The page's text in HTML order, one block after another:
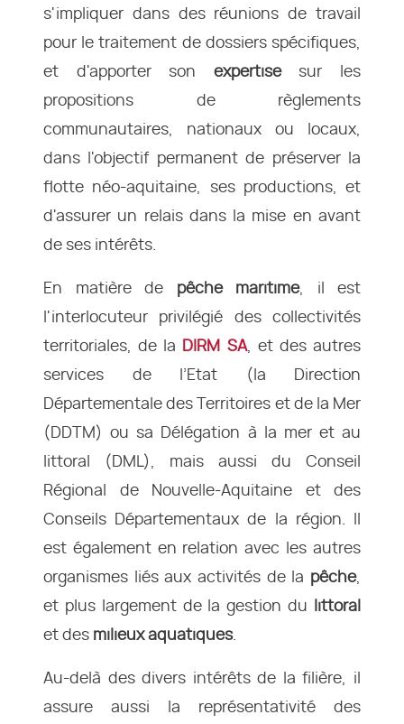
s'impliquer dans des réunions de travail
pour le traitement de dossiers spécifiques,
et d'apporter son expertise sur les
propositions de règlements
communautaires, nationaux ou locaux,
dans l'objectif permanent de préserver la
flotte néo-aquitaine, ses productions, et
d'assurer un relais dans la mise en avant
de ses intérêts.
En matière de pêche maritime, il est
l'interlocuteur privilégié des collectivités
territoriales, de la
DIRM SA, et des autres
services de l’Etat (la Direction
Départementale des Territoires et de la Mer
(DDTM) ou sa Délégation à la mer et au
littoral (DML), mais aussi du Conseil
Régional de Nouvelle-Aquitaine et des
Conseils Départementaux de la région. Il
est également en relation avec les autres
organismes liés aux activités de la pêche,
et plus largement de la gestion du
littoral
et des milieux aquatiques.
Au-delà des divers intérêts de la filière, il
assure aussi la représentativité des